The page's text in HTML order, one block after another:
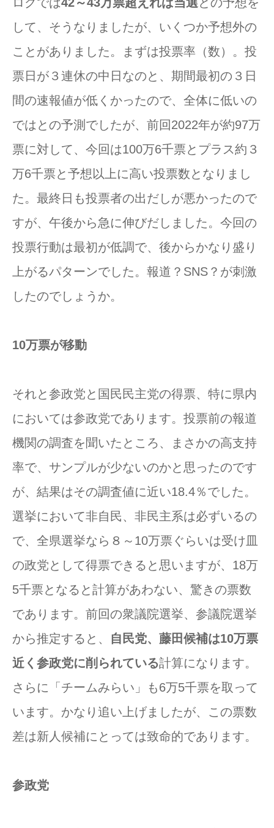
して、そうなりましたが、いくつか予想外の
ことがありました。まずは投票率（数）。投
票日が３連休の中日なのと、期間最初の３日
間の速報値が低くかったので、全体に低いの
ではとの予測でしたが、前回2022年が約97万
票に対して、今回は100万6千票とプラス約３
万6千票と予想以上に高い投票数となりまし
た。最終日も投票者の出だしが悪かったので
すが、午後から急に伸びだしました。今回の
投票行動は最初が低調で、後からかなり盛り
上がるパターンでした。報道？SNS？が刺激
したのでしょうか。
10万票が移動
それと参政党と国民民主党の得票、特に県内
においては参政党であります。投票前の報道
機関の調査を聞いたところ、まさかの高支持
率で、サンプルが少ないのかと思ったのです
が、結果はその調査値に近い18.4％でした。
選挙において非自民、非民主系は必ずいるの
で、全県選挙なら８～10万票ぐらいは受け皿
の政党として得票できると思いますが、18万
5千票となると計算があわない、驚きの票数
であります。前回の衆議院選挙、参議院選挙
から推定すると、 自民党、藤田候補は10万票
近く参政党に削られている計算になります。
さらに「チームみらい」も6万5千票を取って
います。かなり追い上げましたが、この票数
差は新人候補にとっては致命的であります。
参政党